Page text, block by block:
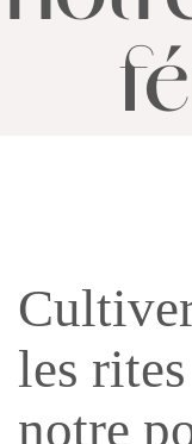
les
notre